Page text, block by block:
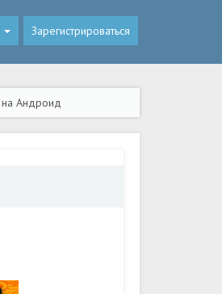
Зарегистрироваться
на Андроид